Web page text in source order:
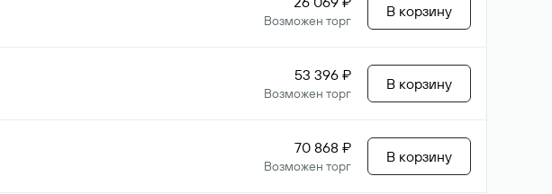
Возможен торг
В корзину
53 396 ₽
Возможен торг
В корзину
70 868 ₽
Возможен торг
В корзину